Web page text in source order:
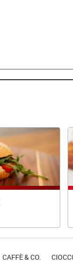
CAFFÈ & CO.